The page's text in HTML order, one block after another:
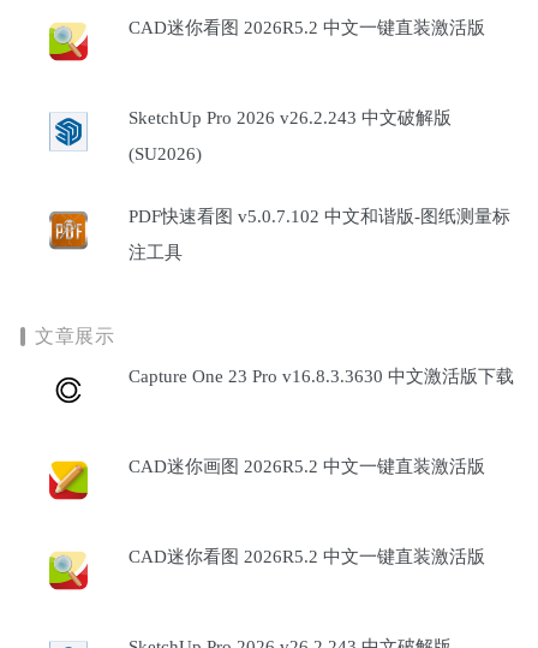
CAD迷你看图 2026R5.2 中文一键直装激活版
SketchUp Pro 2026 v26.2.243 中文破解版
(SU2026)
PDF快速看图 v5.0.7.102 中文和谐版-图纸测量标
注工具
文章展示
Capture One 23 Pro v16.8.3.3630 中文激活版下载
CAD迷你画图 2026R5.2 中文一键直装激活版
CAD迷你看图 2026R5.2 中文一键直装激活版